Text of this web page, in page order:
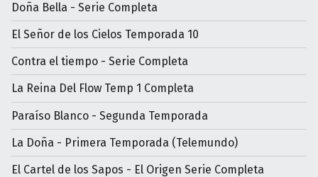
Doña Bella - Serie Completa
El Señor de los Cielos Temporada 10
Contra el tiempo - Serie Completa
La Reina Del Flow Temp 1 Completa
Paraíso Blanco - Segunda Temporada
La Doña - Primera Temporada (Telemundo)
El Cartel de los Sapos - El Origen Serie Completa